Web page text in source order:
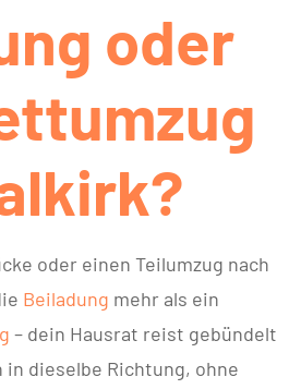
oder
oder einen Teilumzug nach
Beiladung mehr als ein
– dein Hausrat reist gebündelt
in dieselbe Richtung, ohne